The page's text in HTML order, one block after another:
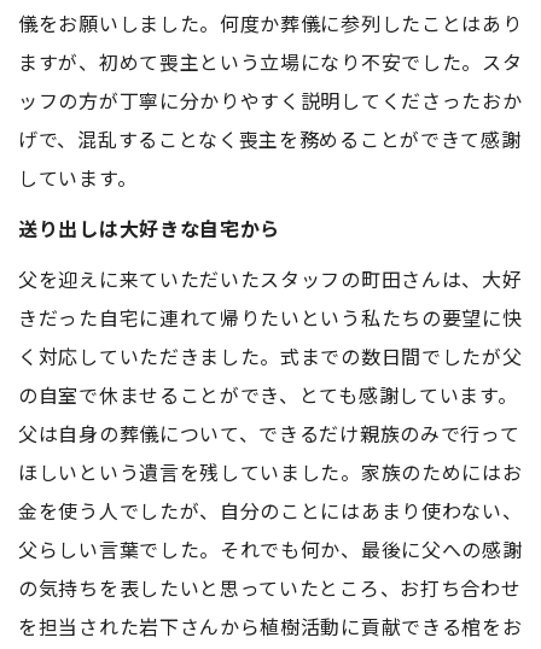
儀をお願いしました。何度か葬儀に参列したことはあり
ますが、初めて喪主という立場になり不安でした。スタ
ッフの方が丁寧に分かりやすく説明してくださったおか
げで、混乱することなく喪主を務めることができて感謝
しています。
送り出しは大好きな自宅から
父を迎えに来ていただいたスタッフの町田さんは、大好
きだった自宅に連れて帰りたいという私たちの要望に快
く対応していただきました。式までの数日間でしたが父
の自室で休ませることができ、とても感謝しています。
父は自身の葬儀について、できるだけ親族のみで行って
ほしいという遺言を残していました。家族のためにはお
金を使う人でしたが、自分のことにはあまり使わない、
父らしい言葉でした。それでも何か、最後に父への感謝
の気持ちを表したいと思っていたところ、お打ち合わせ
を担当された岩下さんから植樹活動に貢献できる棺をお